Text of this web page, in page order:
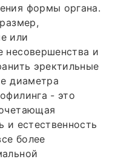
формы органа.
или
несовершенства и
эректильные
диаметра
- это
и естественность
более